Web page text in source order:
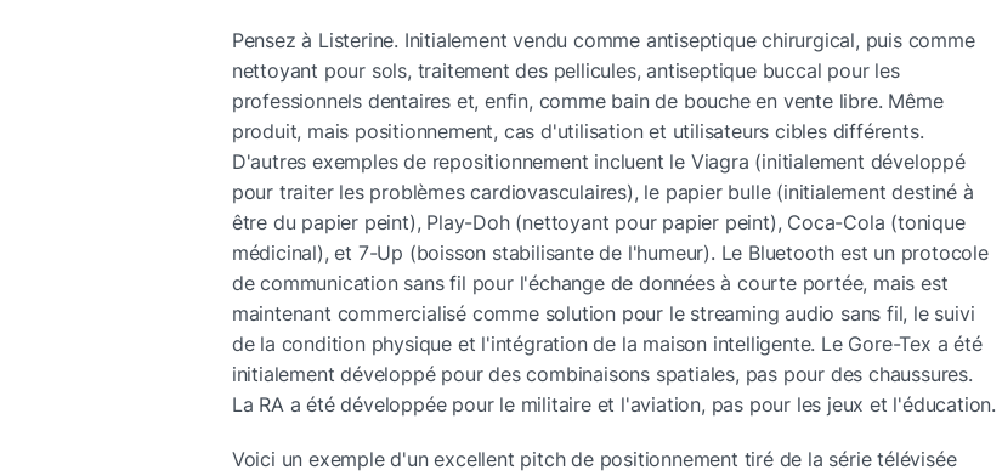
Pensez à Listerine. Initialement vendu comme antiseptique chirurgical, puis comme
nettoyant pour sols, traitement des pellicules, antiseptique buccal pour les
professionnels dentaires et, enfin, comme bain de bouche en vente libre. Même
produit, mais positionnement, cas d'utilisation et utilisateurs cibles différents.
D'autres exemples de repositionnement incluent le Viagra (initialement développé
pour traiter les problèmes cardiovasculaires), le papier bulle (initialement destiné à
être du papier peint), Play-Doh (nettoyant pour papier peint), Coca-Cola (tonique
médicinal), et 7-Up (boisson stabilisante de l'humeur). Le Bluetooth est un protocole
de communication sans fil pour l'échange de données à courte portée, mais est
maintenant commercialisé comme solution pour le streaming audio sans fil, le suivi
de la condition physique et l'intégration de la maison intelligente. Le Gore-Tex a été
initialement développé pour des combinaisons spatiales, pas pour des chaussures.
La RA a été développée pour le militaire et l'aviation, pas pour les jeux et l'éducation.
Voici un exemple d'un excellent pitch de positionnement tiré de la série télévisée